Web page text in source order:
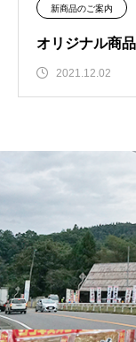
新商品のご案内
オリジナル商
2021.12.02